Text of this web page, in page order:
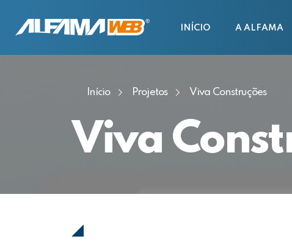
INÍCIO A ALFAMA
Início Projetos Viva Construções
Viva